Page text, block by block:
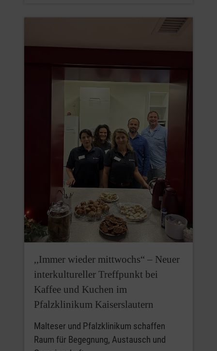
,,Immer wieder mittwochs“ – Neuer
interkultureller Treffpunkt bei
Kaffee und Kuchen im
Pfalzklinikum Kaiserslautern
Malteser und Pfalzklinikum schaffen
Raum für Begegnung, Austausch und